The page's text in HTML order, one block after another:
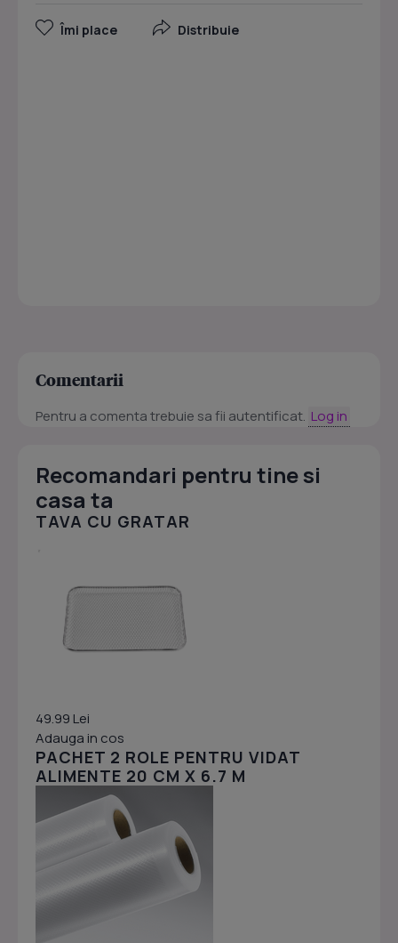
Îmi place Distribuie
Comentarii
Pentru a comenta trebuie sa fii autentificat. Log in
Recomandari pentru tine si
casa ta
TAVA CU GRATAR
49.99 Lei
Adauga in cos
PACHET 2 ROLE PENTRU VIDAT
ALIMENTE 20 CM X 6.7 M